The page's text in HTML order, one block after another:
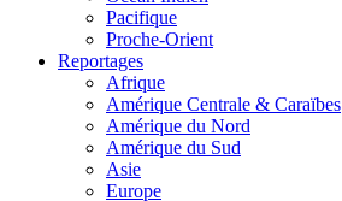
Pacifique
Proche-Orient
Reportages
Afrique
Amérique Centrale & Caraïbes
Amérique du Nord
Amérique du Sud
Asie
Europe